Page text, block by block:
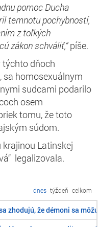
pomoc Ducha
temnotu pochybností,
z toľkých
zákon schváliť,“píše.
týchto dňoch
sa homosexuálnym
sudcami podarilo
osem
tomu, že toto
súdom.
Latinskej
legalizovala.
dnes týždeň celkom
zhodujú, že démoni sa